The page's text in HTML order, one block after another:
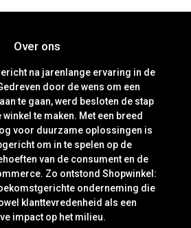
Over ons
na jarenlange ervaring in de
door de wens om een
te gaan, werd besloten de stap
te maken. Met een breed
voor duurzame oplossingen is
om in te spelen op de
van de consument en de
Zo ontstond Shopwinkel:
onderneming die
klanttevredenheid als een
impact op het milieu.